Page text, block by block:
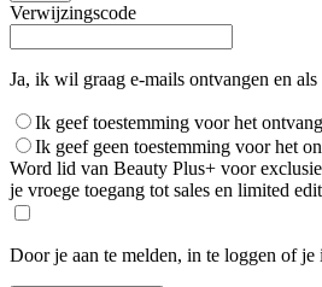
Verwijzingscode
Ja, ik wil graag e-mails ontvangen en
Ik geef toestemming voor het
Ik geef geen toestemming voor het
Word lid van Beauty Plus+ voor
je vroege toegang tot sales en limited
Door je aan te melden, in te loggen of